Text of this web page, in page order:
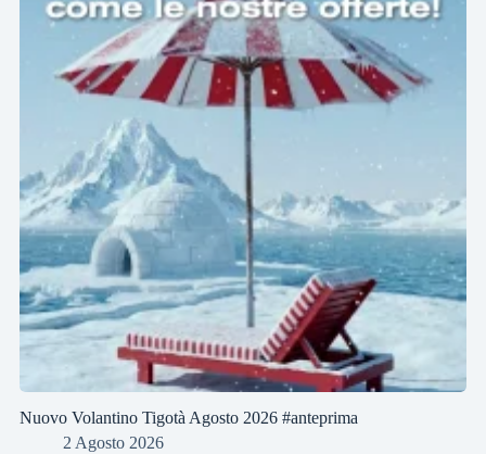
Nuovo Volantino Tigotà Agosto 2026 #anteprima
2 Agosto 2026